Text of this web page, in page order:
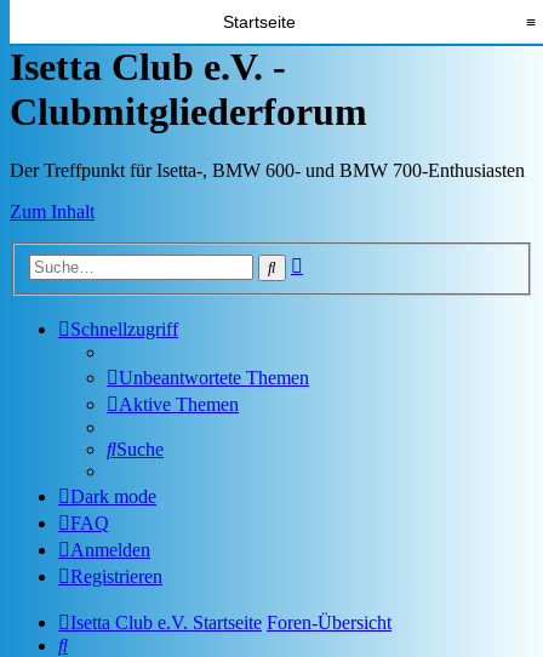
Startseite ≡
Isetta Club e.V. -
Clubmitgliederforum
Der Treffpunkt für Isetta-, BMW 600- und BMW 700-Enthusiasten
Zum Inhalt
Suche
Schnellzugriff
Unbeantwortete Themen
Aktive Themen
Suche
Dark mode
FAQ
Anmelden
Registrieren
Isetta Club e.V. Startseite Foren-Übersicht
Suche